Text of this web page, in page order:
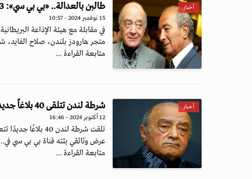
أخبار طالبن بالعدالة.. «بي بي سي»: 3 نساء يتهمن شقيق محمد الفايد باغتصابهن
15 نوفمبر 2024 - 10:57
متجر هارودز بلندن، صلاح الفايد،
متابعة القراءة ...
أخبار شرطة لندن تتلقى 40 بلاغاً جديداً تتهم محمد الفايد بارتكاب جرائم جنسية
12 أكتوبر 2024 - 16:46
تلقت شرطة لندن
عرض وثائقي بثته قناة بي بي سي
متابعة القراءة ...